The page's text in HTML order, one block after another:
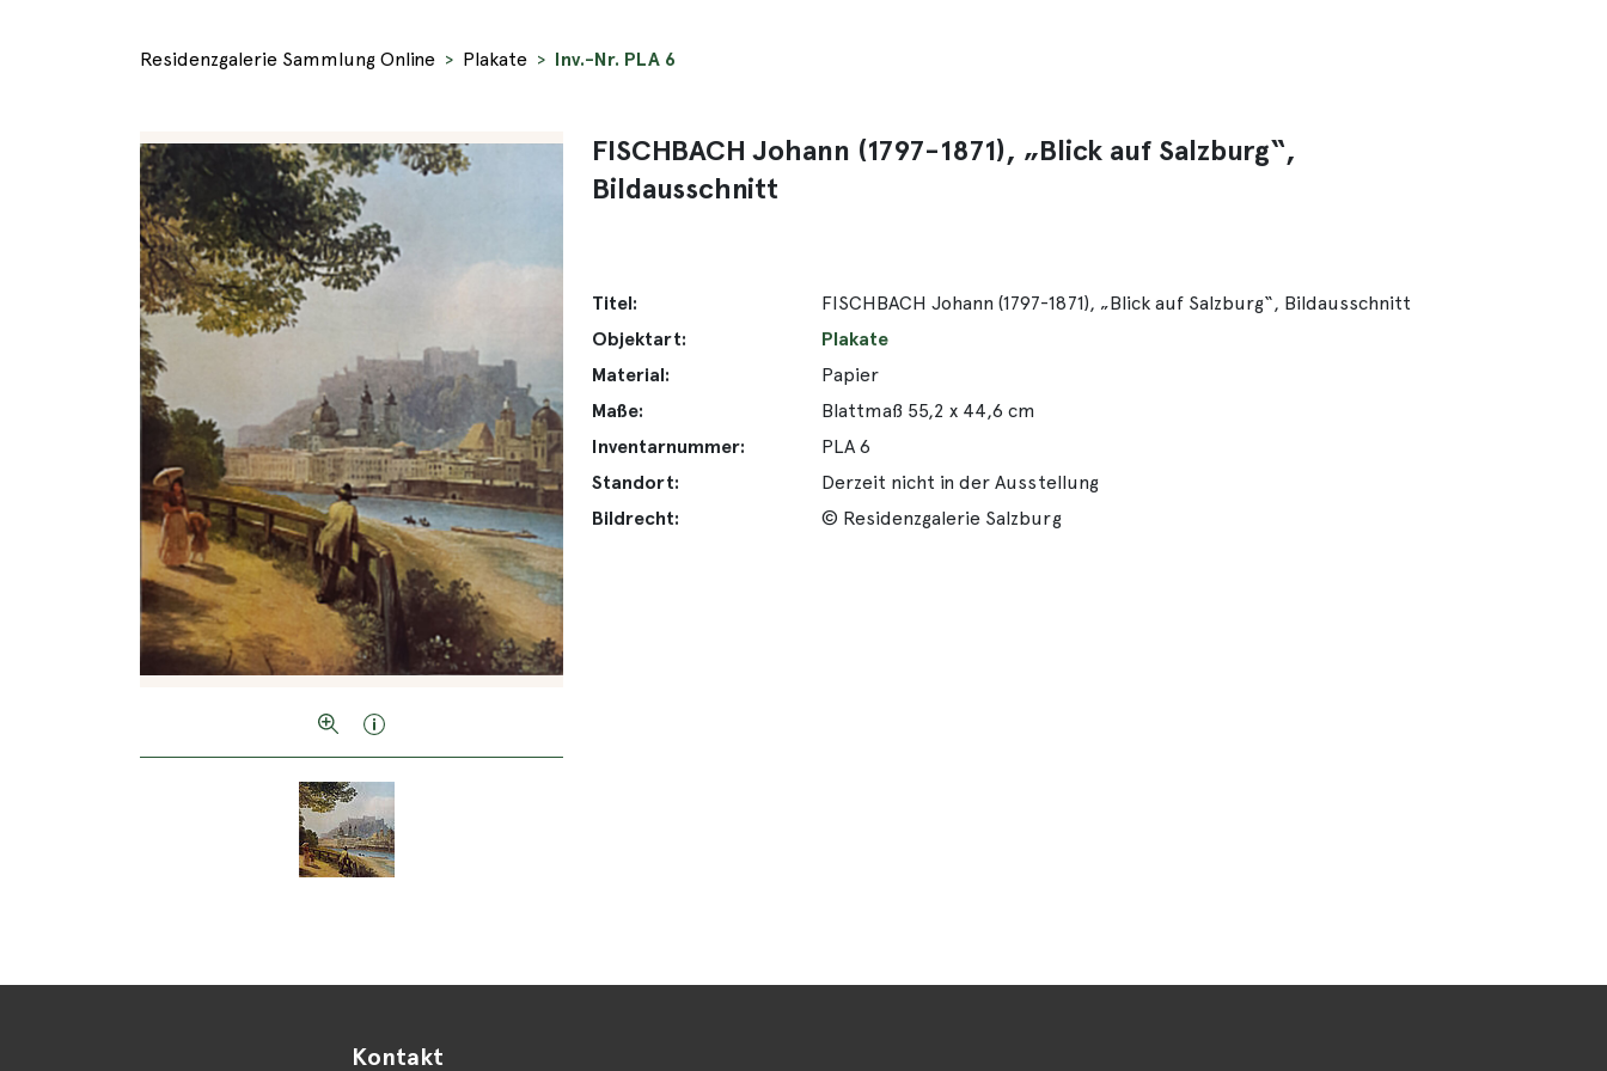
Residenzgalerie Sammlung Online Plakate Inv.-Nr. PLA 6
FISCHBACH Johann (1797-1871), „Blick auf Salzburg“,
Bildausschnitt
Titel:
FISCHBACH Johann (1797-1871), „Blick auf Salzburg“, Bildausschnitt
Objektart:
Plakate
Material:
Papier
Maße:
Blattmaß 55,2 x 44,6 cm
Inventarnummer:
PLA 6
Standort:
Derzeit nicht in der Ausstellung
Bildrecht:
© Residenzgalerie Salzburg
Kontakt